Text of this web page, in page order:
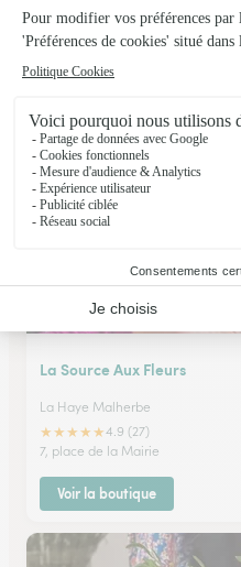
Les Bouquets de Jenni
★★★★★4.8 (41)
Voir la boutique
La Source Aux Fleurs
La Haye Malherbe
★★★★★4.9 (27)
7, place de la Mairie
Voir la boutique